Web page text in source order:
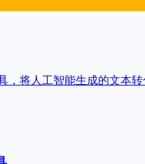
，将人工智能生成的文